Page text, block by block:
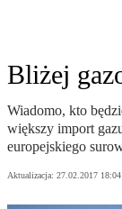
Bliżej
Wiadomo, kto
większy import
europejskiego
Aktualizacja: 27.02.2017 18:04